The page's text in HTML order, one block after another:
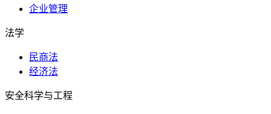
企业管理
法学
民商法
经济法
安全科学与工程